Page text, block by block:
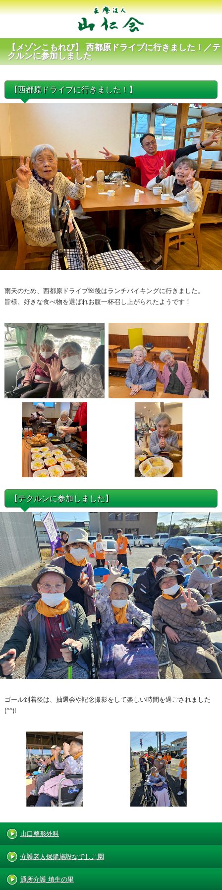
【メゾンこもれび】 西都原ドライブに行きました！／テ
クルンに参加しました
【西都原ドライブに行きました！】
雨天のため、西都原ドライブ🌺後はランチバイキングに行きました。
皆様、好きな食べ物を選ばれお腹一杯召し上がられたようです！
【テクルンに参加しました】
ゴール到着後は、抽選会や記念撮影をして楽しい時間を過ごされました
(^^)!
山口整形外科
介護老人保健施設なでしこ園
通所介護 埴生の里